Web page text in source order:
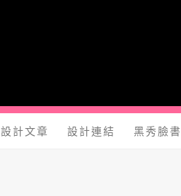
設計文章 設計連結 黑秀臉書